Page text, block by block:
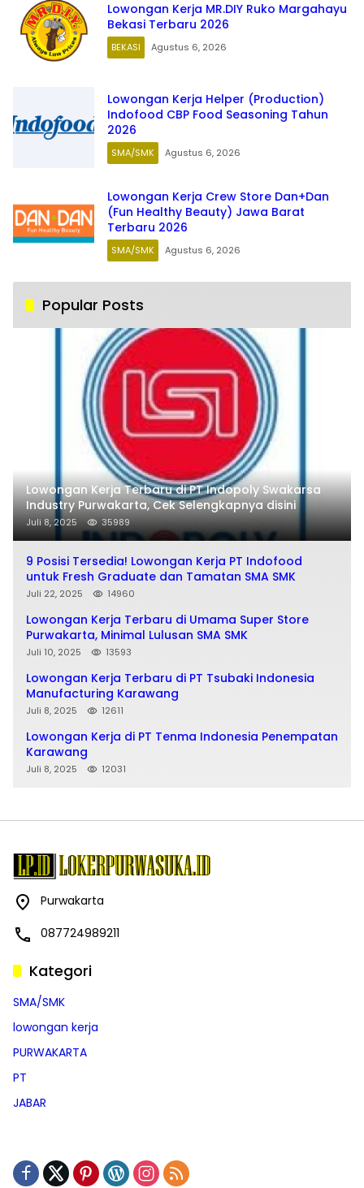
Lowongan Kerja MR.DIY Ruko Margahayu
Bekasi Terbaru 2026
BEKASI Agustus 6, 2026
Lowongan Kerja Helper (Production)
Indofood CBP Food Seasoning Tahun
2026
SMA/SMK Agustus 6, 2026
Lowongan Kerja Crew Store Dan+Dan
(Fun Healthy Beauty) Jawa Barat
Terbaru 2026
SMA/SMK Agustus 6, 2026
Popular Posts
Lowongan Kerja Terbaru di PT Indopoly Swakarsa
Industry Purwakarta, Cek Selengkapnya disini
Juli 8, 2025 35989
9 Posisi Tersedia! Lowongan Kerja PT Indofood
untuk Fresh Graduate dan Tamatan SMA SMK
Juli 22, 2025 14960
Lowongan Kerja Terbaru di Umama Super Store
Purwakarta, Minimal Lulusan SMA SMK
Juli 10, 2025 13593
Lowongan Kerja Terbaru di PT Tsubaki Indonesia
Manufacturing Karawang
Juli 8, 2025 12611
Lowongan Kerja di PT Tenma Indonesia Penempatan
Karawang
Juli 8, 2025 12031
Purwakarta
087724989211
Kategori
SMA/SMK
lowongan kerja
PURWAKARTA
PT
JABAR